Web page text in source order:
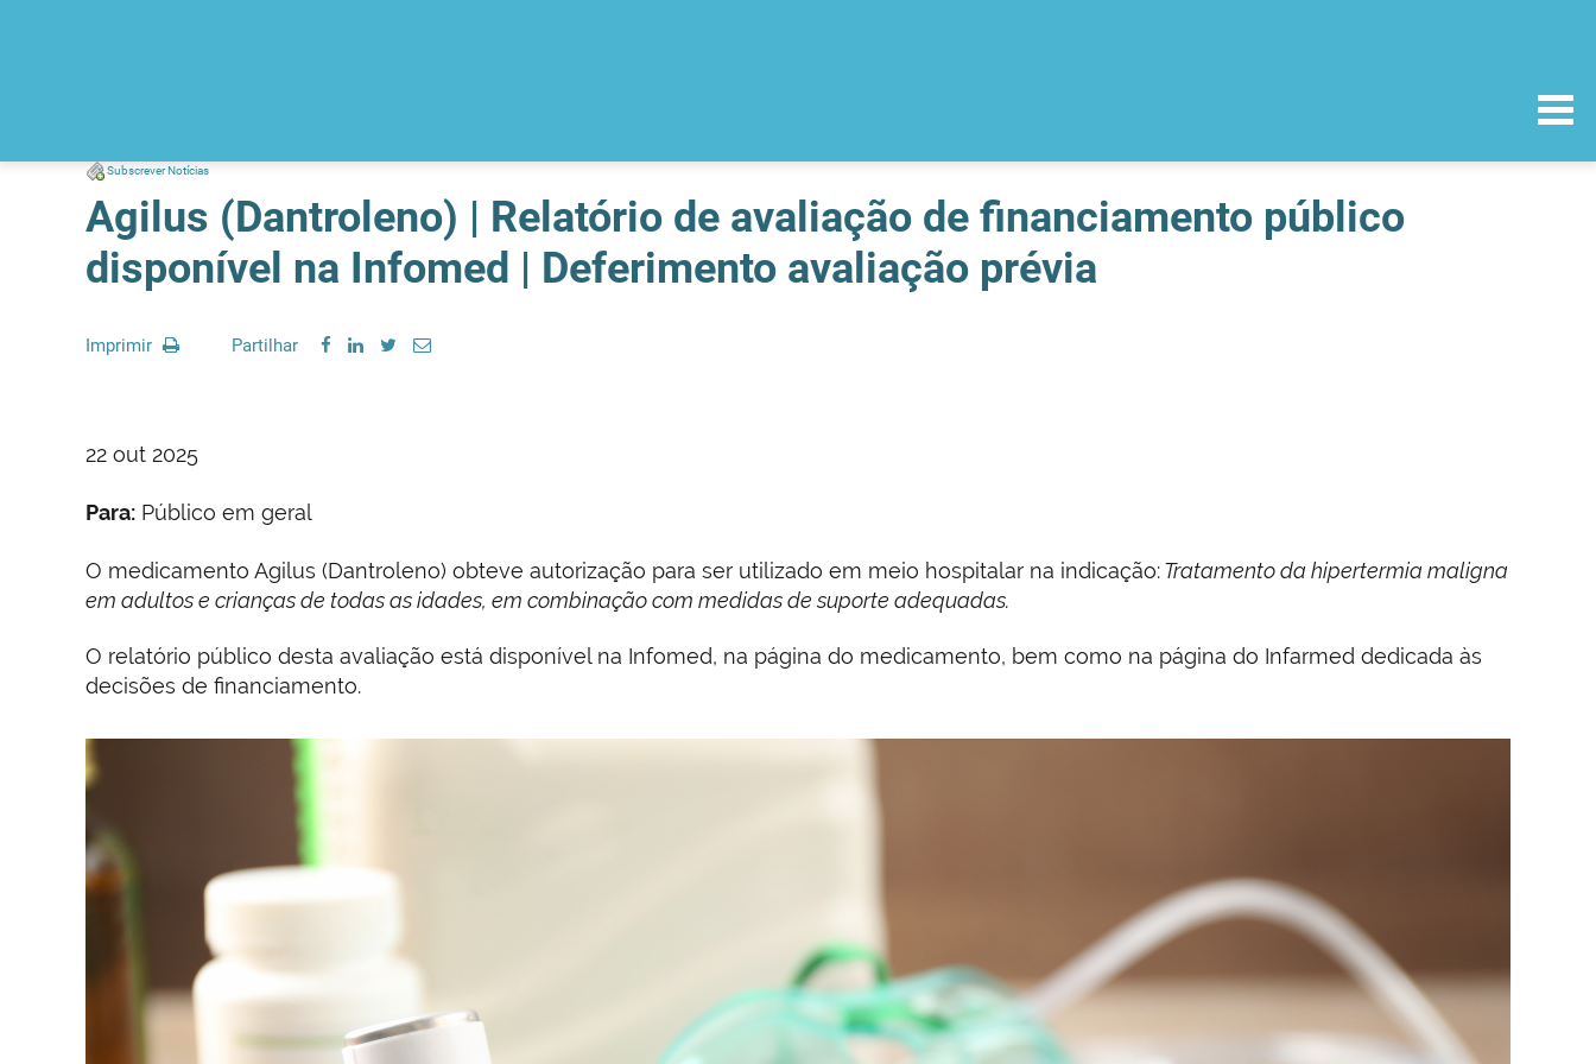
Subscrever Notícias
Agilus (Dantroleno) | Relatório de avaliação de financiamento público
disponível na Infomed | Deferimento avaliação prévia
Imprimir Partilhar
22 out 2025
Para: Público em geral
O medicamento Agilus (Dantroleno) obteve autorização para ser utilizado em meio hospitalar na indicação:Tratamento da hipertermia maligna
em adultos e crianças de todas as idades, em combinação com medidas de suporte adequadas.
O relatório público desta avaliação está disponível na Infomed, na página do medicamento, bem como na página do Infarmed dedicada às
decisões de financiamento.